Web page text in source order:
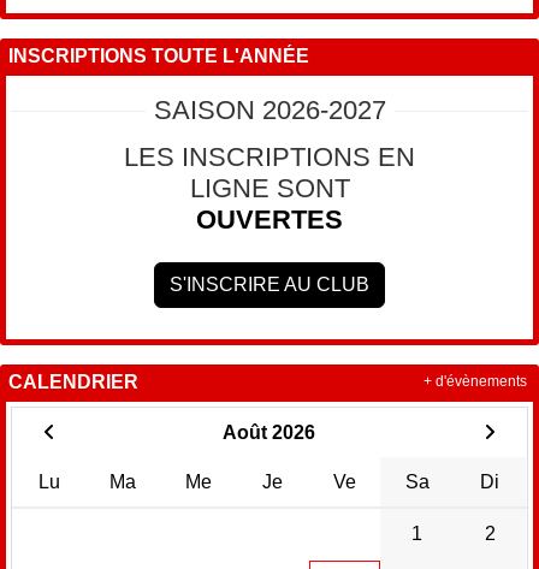
INSCRIPTIONS TOUTE L'ANNÉE
SAISON 2026-2027
LES INSCRIPTIONS EN
LIGNE SONT
OUVERTES
S'INSCRIRE AU CLUB
CALENDRIER
Août 2026
Lu Ma Me Je Ve Sa Di
1 2
+ d'évènements